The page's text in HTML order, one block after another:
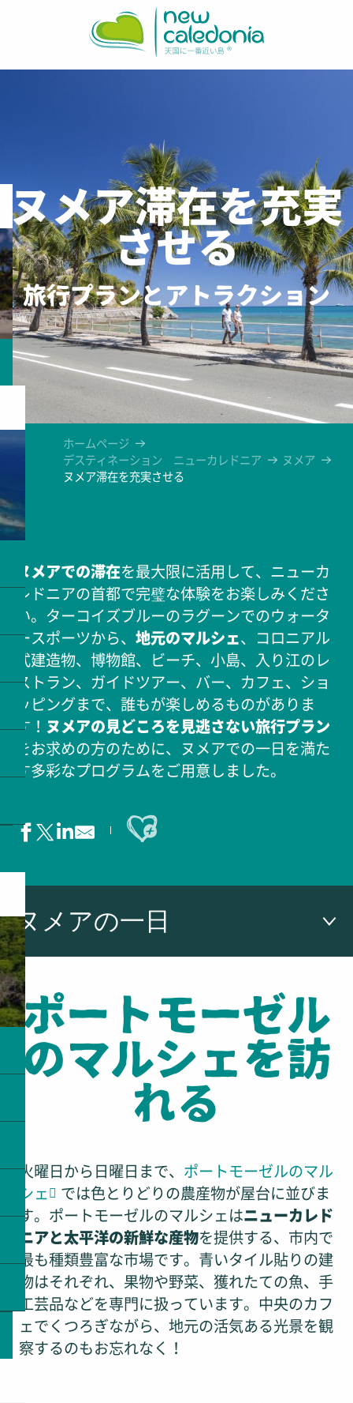
ヌメア滞在を充実
させる
旅行プランとアトラクション
ホームページ
デスティネーション ニューカレドニア
ヌメア
ヌメア滞在を充実させる
ヌメアでの滞在を最大限に活用して、ニューカ
レドニアの首都で完璧な体験をお楽しみくださ
い。ターコイズブルーのラグーンでのウォータ
ースポーツから、 地元のマルシェ、コロニアル
式建造物、博物館、ビーチ、小島、入り江のレ
ストラン、ガイドツアー、バー、カフェ、ショ
ッピングまで、誰もが楽しめるものがありま
す！ ヌメアの見どころを見逃さない旅行プラン
をお求めの方のために、ヌメアでの一日を満た
す多彩なプログラムをご用意しました。
Ajouter aux favoris
ヌメアの一日
ポートモーゼルのマルシェを訪れる
ヌメアのダウンタウンを訪れる
食を楽しむ
ショッピング
ビーチでリラックス
ガイド付ツアーに参加する
美術館・博物館
自分へのご褒美に癒やしの時間を
ポートモーゼル
のマルシェを訪
れる
火曜日から日曜日まで、 ポートモーゼルのマル
シェ
では色とりどりの農産物が屋台に並びま
す。ポートモーゼルのマルシェはニューカレド
ニアと太平洋の新鮮な産物を提供する、市内で
最も種類豊富な市場です。青いタイル貼りの建
物はそれぞれ、果物や野菜、獲れたての魚、手
工芸品などを専門に扱っています。中央のカフ
ェでくつろぎながら、地元の活気ある光景を観
察するのもお忘れなく！